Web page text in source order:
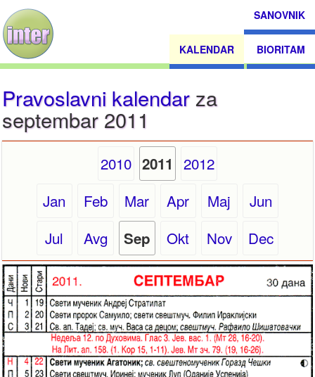
SANOVNIK
KALENDAR BIORITAM
Pravoslavni kalendarza
septembar 2011
2010 2011
2012
Jan
Feb Mar Apr Maj
Jun
Jul
Avg Sep Okt Nov Dec